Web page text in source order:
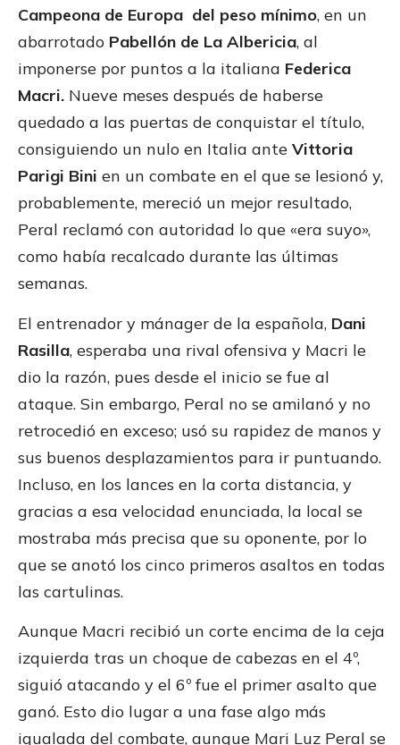
Campeona de Europa del peso mínimo, en un
abarrotado Pabellón de La Albericia, al
imponerse por puntos a la italiana Federica
Macri. Nueve meses después de haberse
quedado a las puertas de conquistar el título,
consiguiendo un nulo en Italia ante Vittoria
Parigi Bini en un combate en el que se lesionó y,
probablemente, mereció un mejor resultado,
Peral reclamó con autoridad lo que «era suyo»,
como había recalcado durante las últimas
semanas.
El entrenador y mánager de la española, Dani
Rasilla, esperaba una rival ofensiva y Macri le
dio la razón, pues desde el inicio se fue al
ataque. Sin embargo, Peral no se amilanó y no
retrocedió en exceso; usó su rapidez de manos y
sus buenos desplazamientos para ir puntuando.
Incluso, en los lances en la corta distancia, y
gracias a esa velocidad enunciada, la local se
mostraba más precisa que su oponente, por lo
que se anotó los cinco primeros asaltos en todas
las cartulinas.
Aunque Macri recibió un corte encima de la ceja
izquierda tras un choque de cabezas en el 4º,
siguió atacando y el 6º fue el primer asalto que
ganó. Esto dio lugar a una fase algo más
igualada del combate, aunque Mari Luz Peral se